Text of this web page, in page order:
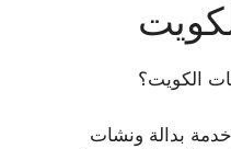
الكويت؟
بدالة ونشات